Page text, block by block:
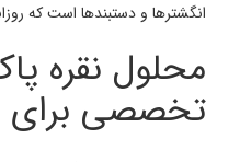
انگشترها و دستبندها است که
محلول نقره
تخصصی برای